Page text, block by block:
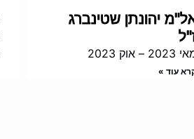
יהונתן שטינברג
– אוק 2023
עוד »